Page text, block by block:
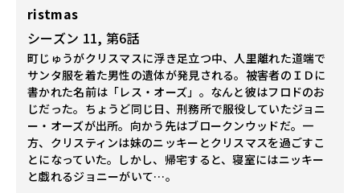
ristmas
シーズン 11, 第6話
町じゅうがクリスマスに浮き足立つ中、人里離れた道端で
サンタ服を着た男性の遺体が発見される。被害者のＩＤに
書かれた名前は「レス・オーズ」。なんと彼はフロドのお
じだった。ちょうど同じ日、刑務所で服役していたジョニ
ー・オーズが出所。向かう先はブロークンウッドだ。一
方、クリスティンは妹のニッキーとクリスマスを過ごすこ
とになっていた。しかし、帰宅すると、寝室にはニッキー
と戯れるジョニーがいて…。